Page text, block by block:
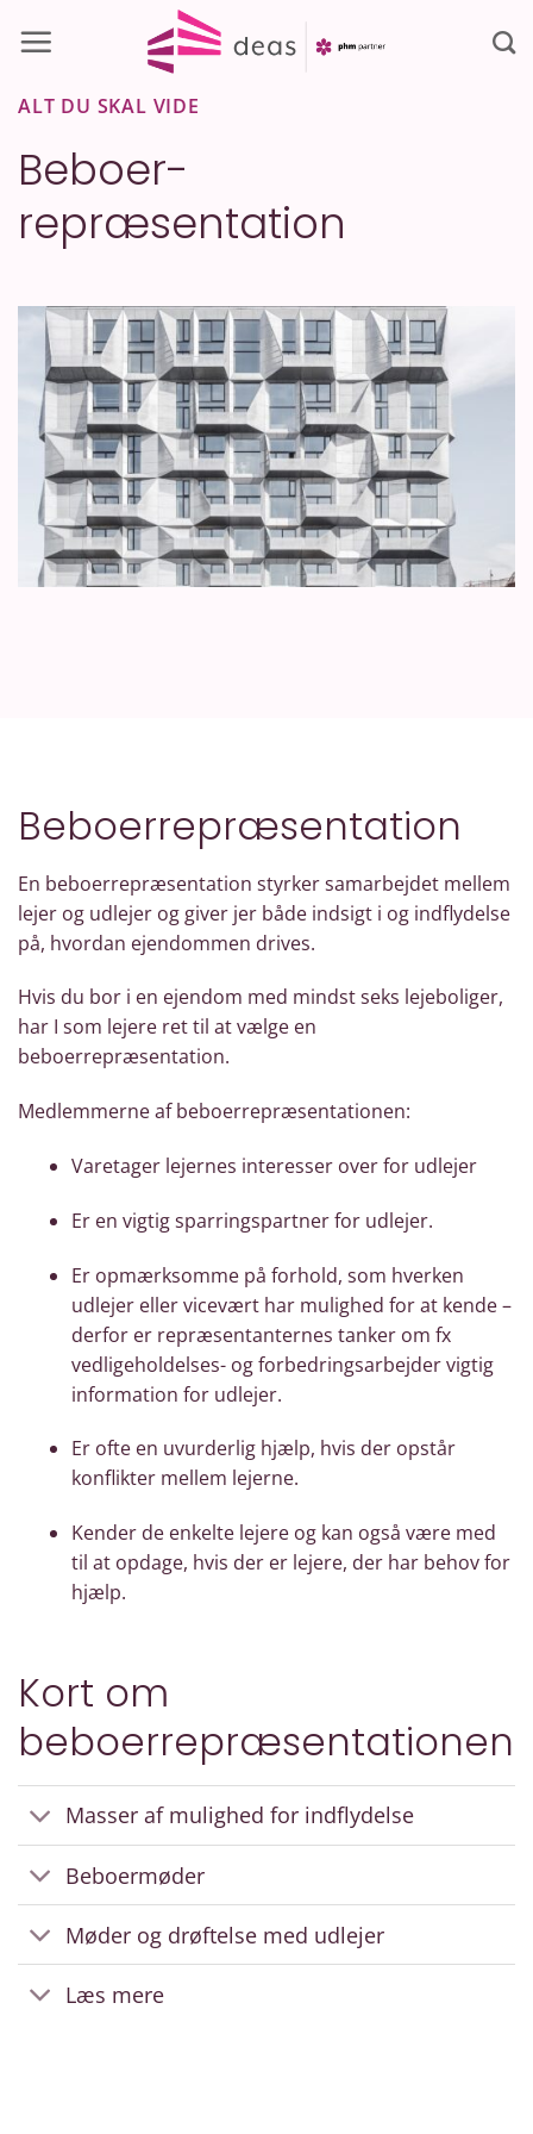
ALT DU SKAL VIDE
Beboer-
repræsentation
Beboerrepræsentation
En beboerrepræsentation styrker samarbejdet mellem
lejer og udlejer og giver jer både indsigt i og indflydelse
på, hvordan ejendommen drives.
Hvis du bor i en ejendom med mindst seks lejeboliger,
har I som lejere ret til at vælge en
beboerrepræsentation.
Medlemmerne af beboerrepræsentationen:
Varetager lejernes interesser over for udlejer
Er en vigtig sparringspartner for udlejer.
Er opmærksomme på forhold, som hverken
udlejer eller vicevært har mulighed for at kende –
derfor er repræsentanternes tanker om fx
vedligeholdelses- og forbedringsarbejder vigtig
information for udlejer.
Er ofte en uvurderlig hjælp, hvis der opstår
konflikter mellem lejerne.
Kender de enkelte lejere og kan også være med
til at opdage, hvis der er lejere, der har behov for
hjælp.
Kort om
beboerrepræsentationen
Masser af mulighed for indflydelse
Beboermøder
Møder og drøftelse med udlejer
Læs mere